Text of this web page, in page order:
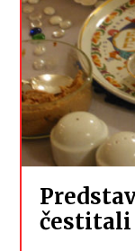
čestitali